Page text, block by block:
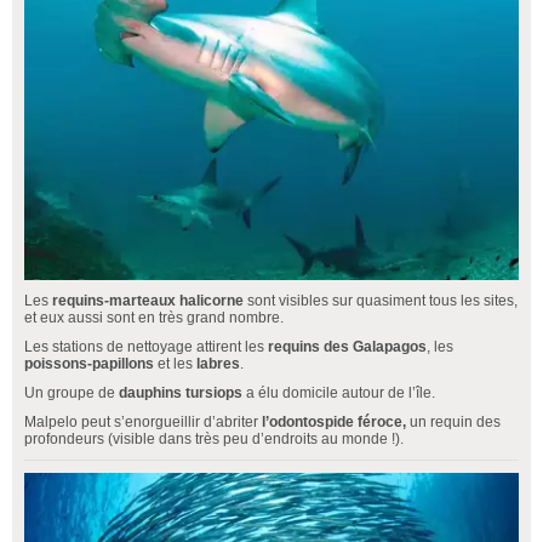
Les requins-marteaux halicorne sont visibles sur quasiment tous les sites,
et eux aussi sont en très grand nombre.
Les stations de nettoyage attirent les requins des Galapagos, les
poissons-papillons et les labres.
Un groupe de dauphins tursiops a élu domicile autour de l’île.
Malpelo peut s’enorgueillir d’abriter l’odontospide féroce, un requin des
profondeurs (visible dans très peu d’endroits au monde !).